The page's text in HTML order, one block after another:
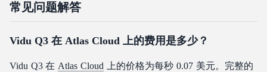
常见问题解答
Vidu Q3 在 Atlas Cloud 上的费用是多少？
Vidu Q3 在 Atlas Cloud 上的价格为每秒 0.07 美元。完整的